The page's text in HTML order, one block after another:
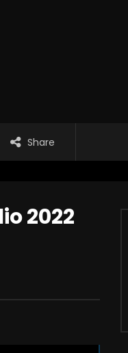
Share
2022